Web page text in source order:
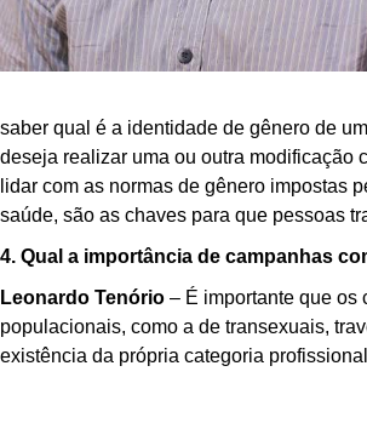
saber qual é a identidade de gênero de
deseja realizar uma ou outra modificação
lidar com as normas de gênero impostas
saúde, são as chaves para que pessoas
4. Qual a importância de campanhas
Leonardo Tenório – É importante que os
populacionais, como a de transexuais,
existência da própria categoria